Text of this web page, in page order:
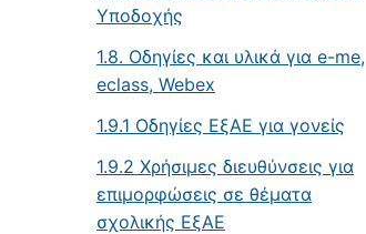
Υποδοχής
1.8. Oδηγίες και υλικά για e-me,
eclass, Webex
1.9.1 Οδηγίες ΕξΑΕ για γονείς
1.9.2 Χρήσιμες διευθύνσεις για
επιμορφώσεις σε θέματα
σχολικής ΕξΑΕ